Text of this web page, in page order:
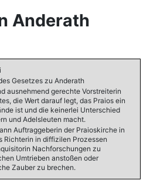
Anderath
Gesetzes zu Anderath
ausnehmend gerechte Vorstreiterin
die Wert darauf legt, das Praios ein
ist und die keinerlei Unterschied
und Adelsleuten macht.
Auftraggeberin der Praioskirche in
Richterin in diffizilen Prozessen
Nachforschungen zu
Umtrieben anstoßen oder
Zauber zu brechen.